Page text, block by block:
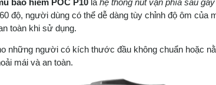
bảo hiểm POC P10 là hệ thống nút vặn phía sau gáy
độ, người dùng có thể dễ dàng tùy chỉnh độ ôm của
toàn khi sử dụng.
những người có kích thước đầu không chuẩn hoặc
mái và an toàn.